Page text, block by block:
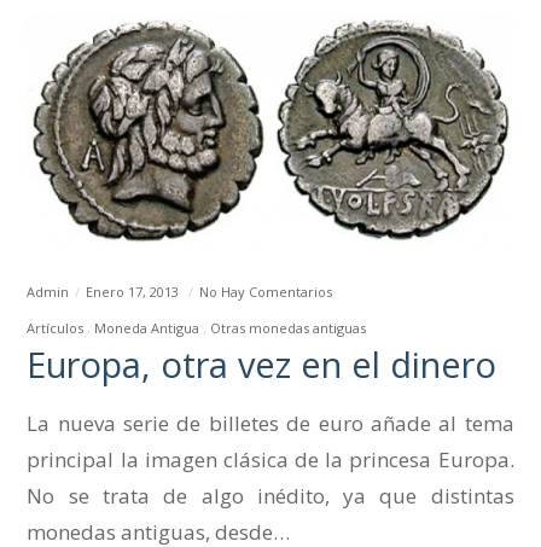
Admin Enero 17, 2013
No Hay Comentarios
Artículos
Moneda Antigua Otras monedas antiguas
Europa, otra vez en el dinero
La nueva serie de billetes de euro añade al tema
principal la imagen clásica de la princesa Europa.
No se trata de algo inédito, ya que distintas
monedas antiguas, desde…